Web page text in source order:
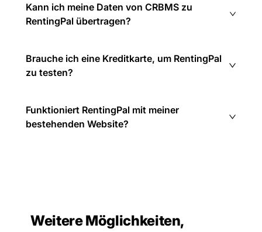
Kann ich meine Daten von CRBMS zu
RentingPal übertragen?
Brauche ich eine Kreditkarte, um RentingPal
zu testen?
Funktioniert RentingPal mit meiner
bestehenden Website?
Weitere Möglichkeiten,